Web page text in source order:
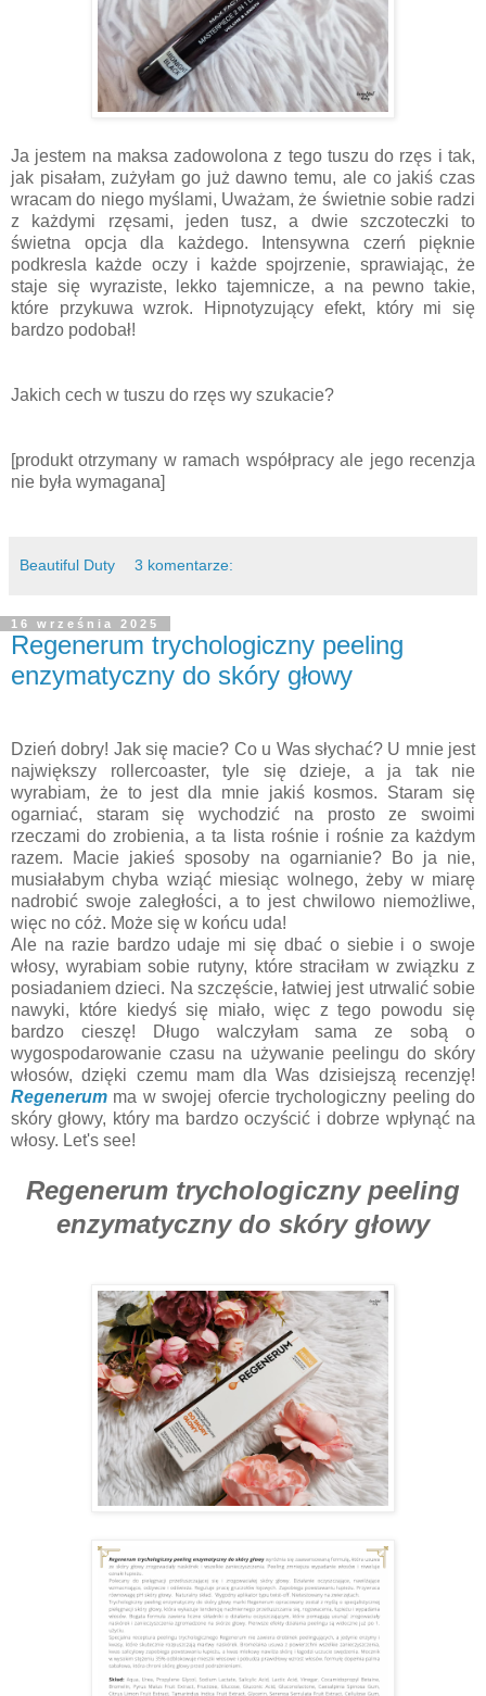
Ja jestem na maksa zadowolona z tego tuszu do rzęs i tak,
jak pisałam, zużyłam go już dawno temu, ale co jakiś czas
wracam do niego myślami, Uważam, że świetnie sobie radzi
z każdymi rzęsami, jeden tusz, a dwie szczoteczki to
świetna opcja dla każdego. Intensywna czerń pięknie
podkresla każde oczy i każde spojrzenie, sprawiając, że
staje się wyraziste, lekko tajemnicze, a na pewno takie,
które przykuwa wzrok. Hipnotyzujący efekt, który mi się
bardzo podobał!
Jakich cech w tuszu do rzęs wy szukacie?
[produkt otrzymany w ramach współpracy ale jego recenzja
nie była wymagana]
Beautiful Duty 3 komentarze:
16 września 2025
Regenerum trychologiczny peeling
enzymatyczny do skóry głowy
Dzień dobry! Jak się macie? Co u Was słychać? U mnie jest
największy rollercoaster, tyle się dzieje, a ja tak nie
wyrabiam, że to jest dla mnie jakiś kosmos. Staram się
ogarniać, staram się wychodzić na prosto ze swoimi
rzeczami do zrobienia, a ta lista rośnie i rośnie za każdym
razem. Macie jakieś sposoby na ogarnianie? Bo ja nie,
musiałabym chyba wziąć miesiąc wolnego, żeby w miarę
nadrobić swoje zaległości, a to jest chwilowo niemożliwe,
więc no cóż. Może się w końcu uda!
Ale na razie bardzo udaje mi się dbać o siebie i o swoje
włosy, wyrabiam sobie rutyny, które straciłam w związku z
posiadaniem dzieci. Na szczęście, łatwiej jest utrwalić sobie
nawyki, które kiedyś się miało, więc z tego powodu się
bardzo cieszę! Długo walczyłam sama ze sobą o
wygospodarowanie czasu na używanie peelingu do skóry
włosów, dzięki czemu mam dla Was dzisiejszą recenzję!
Regenerum ma w swojej ofercie trychologiczny peeling do
skóry głowy, który ma bardzo oczyścić i dobrze wpłynąć na
włosy. Let's see!
Regenerum trychologiczny peeling
enzymatyczny do skóry głowy